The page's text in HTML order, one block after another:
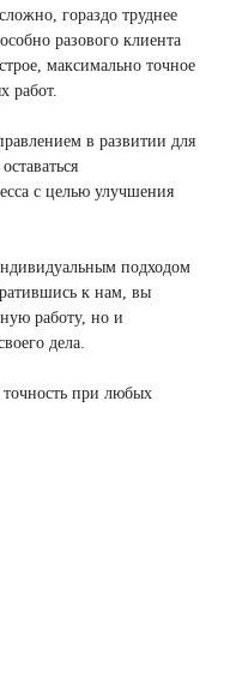
гораздо труднее
разового клиента
максимально точное
работ.
в развитии для
с целью улучшения
подходом
к нам, вы
работу, но и
дела.
при любых